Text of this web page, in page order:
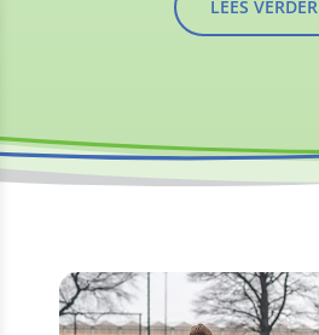
LEES VERDER